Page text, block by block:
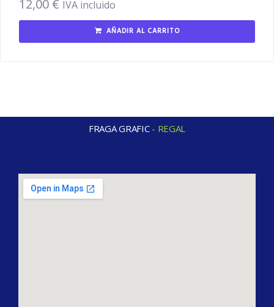
12,00 € IVA incluido
AÑADIR AL CARRITO
FRAGA GRAFIC- R EGALO